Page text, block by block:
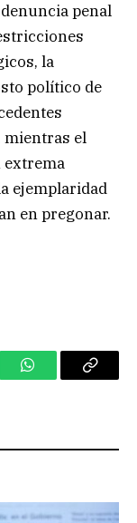
penal
la
político de
mientras el
extrema
ejemplaridad
en pregonar.
WhatsAppCopy